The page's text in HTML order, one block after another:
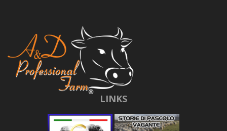
LINKS